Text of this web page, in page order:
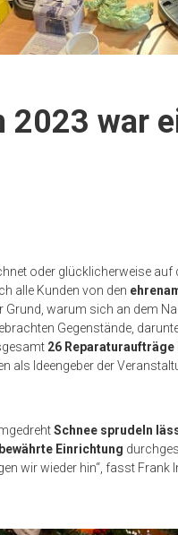
2023 war
oder glücklicherweise auf
alle Kunden von den
Grund, warum sich an dem
Gegenstände,
26 Reparaturaufträge
als Ideengeber der
Schnee sprudeln
bewährte Einrichtung
wir wieder hin“, fasst Frank